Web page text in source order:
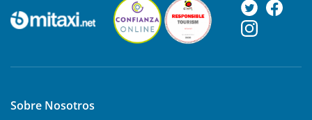
Sobre Nosotros